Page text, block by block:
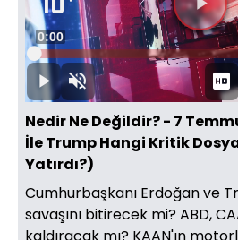
DuraklatSesi
Aç
Süre
0:00
Yüklendi:
0.07%
Nedir Ne Değildir? - 7
İle Trump Hangi Kritik
Yatırdı?)
Cumhurbaşkanı Erdoğan ve
savaşını bitirecek mi? ABD,